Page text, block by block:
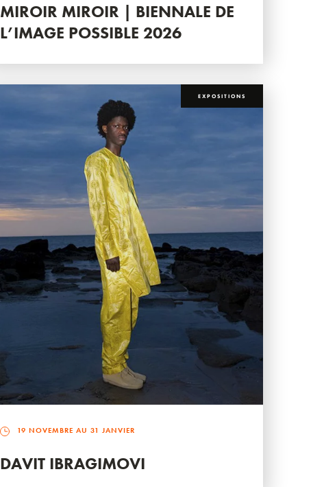
MIROIR MIROIR | BIENNALE DE
L’IMAGE POSSIBLE 2026
EXPOSITIONS
19 NOVEMBRE AU 31 JANVIER
DAVIT IBRAGIMOVI